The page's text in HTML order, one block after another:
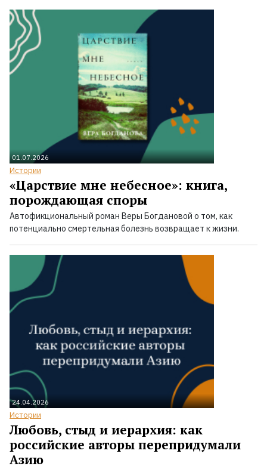
01.07.2026
Истории
«Царствие мне небесное»: книга,
порождающая споры
Автофикциональный роман Веры Богдановой о том, как
потенциально смертельная болезнь возвращает к жизни.
24.04.2026
Истории
Любовь, стыд и иерархия: как
российские авторы перепридумали
Азию